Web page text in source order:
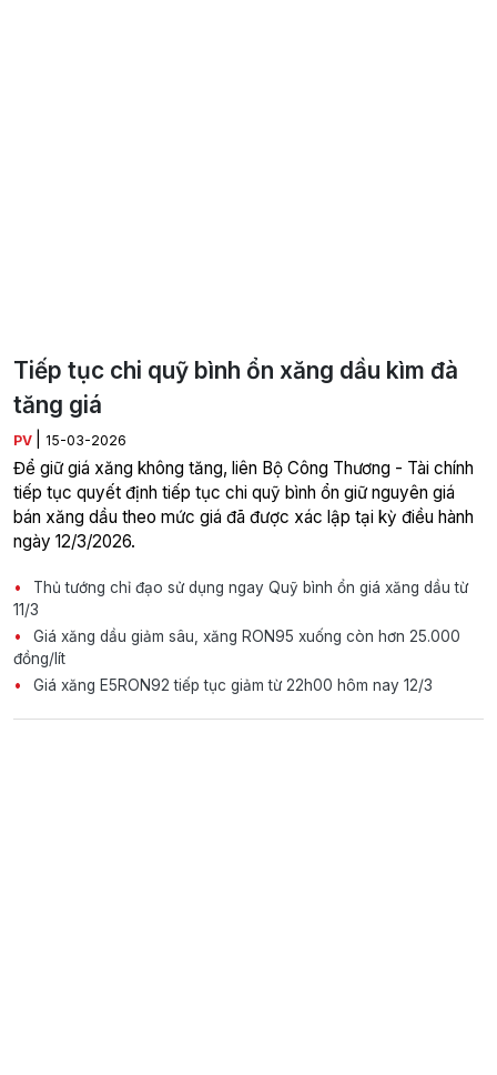
Tiếp tục chi quỹ bình ổn xăng dầu kìm đà
tăng giá
PV 15-03-2026
Để giữ giá xăng không tăng, liên Bộ Công Thương - Tài chính
tiếp tục quyết định tiếp tục chi quỹ bình ổn giữ nguyên giá
bán xăng dầu theo mức giá đã được xác lập tại kỳ điều hành
ngày 12/3/2026.
Thủ tướng chỉ đạo sử dụng ngay Quỹ bình ổn giá xăng dầu từ
11/3
Giá xăng dầu giảm sâu, xăng RON95 xuống còn hơn 25.000
đồng/lít
Giá xăng E5RON92 tiếp tục giảm từ 22h00 hôm nay 12/3